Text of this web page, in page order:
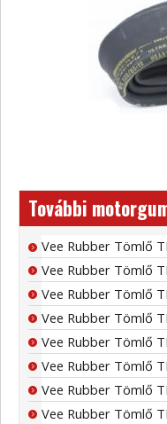
További
Vee Rubber Tömlő
Vee Rubber Tömlő
Vee Rubber Tömlő
Vee Rubber Tömlő
Vee Rubber Tömlő
Vee Rubber Tömlő
Vee Rubber Tömlő
Vee Rubber Tömlő